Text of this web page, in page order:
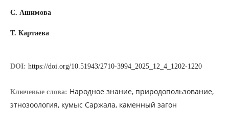
С. Ашимова
Т. Картаева
DOI: https://doi.org/10.51943/2710-3994_2025_12_4_1202-1220
Ключевые слова: Народное знание, природопользование,
этнозоология, кумыс Саржала, каменный загон